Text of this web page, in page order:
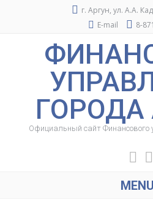
г. Аргун, ул. А.А.
E-mail
8-
ГОРОДА
Официальный сайт Финансового
MENU